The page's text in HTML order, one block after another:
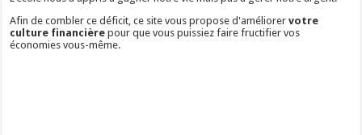
Afin de combler ce déficit, ce site vous propose d'améliorervotre
culture financière pour que vous puissiez faire fructifier vos
économies vous-même.